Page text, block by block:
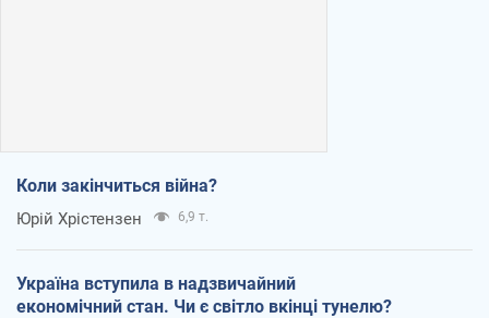
Коли закінчиться війна?
Юрій Хрістензен 6,9 т.
Україна вступила в надзвичайний
економічний стан. Чи є світло вкінці тунелю?